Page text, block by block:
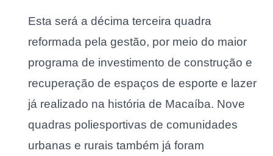
Esta será a décima terceira quadra
reformada pela gestão, por meio do maior
programa de investimento de construção e
recuperação de espaços de esporte e lazer
já realizado na história de Macaíba. Nove
quadras poliesportivas de comunidades
urbanas e rurais também já foram